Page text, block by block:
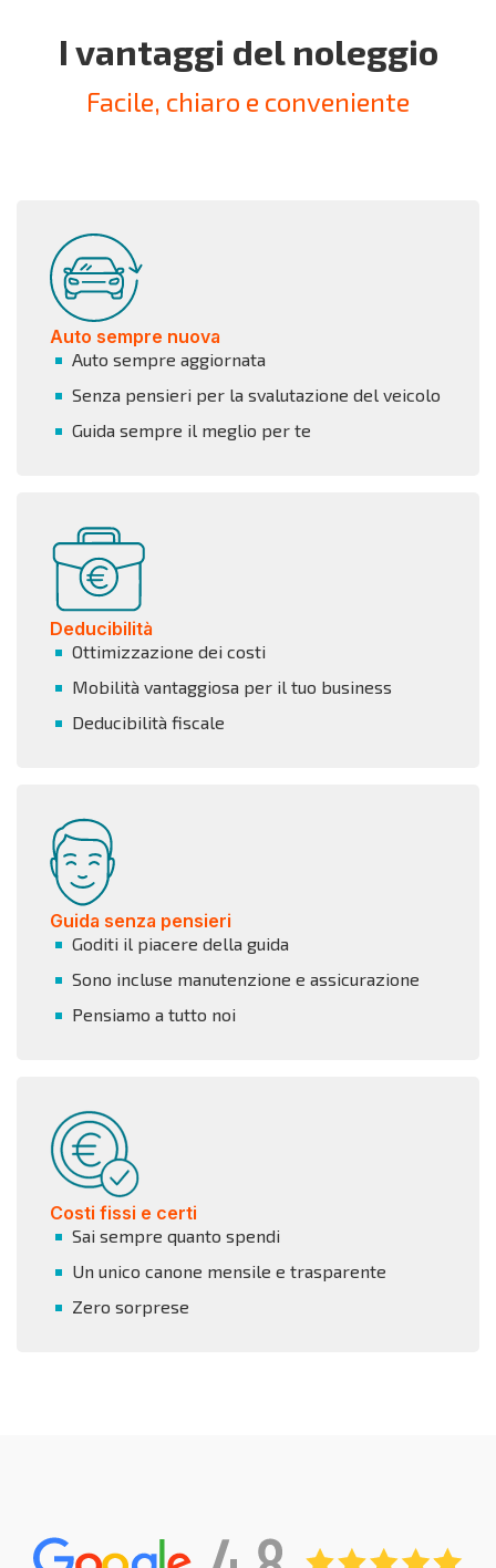
I vantaggi del noleggio
Facile, chiaro e conveniente
Auto sempre nuova
Auto sempre aggiornata
Senza pensieri per la svalutazione del veicolo
Guida sempre il meglio per te
Deducibilità
Ottimizzazione dei costi
Mobilità vantaggiosa per il tuo business
Deducibilità fiscale
Guida senza pensieri
Goditi il piacere della guida
Sono incluse manutenzione e assicurazione
Pensiamo a tutto noi
Costi fissi e certi
Sai sempre quanto spendi
Un unico canone mensile e trasparente
Zero sorprese